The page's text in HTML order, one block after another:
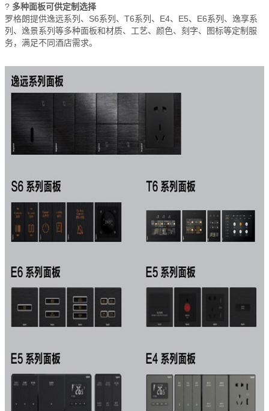
? 多种面板可供定制选择
罗格朗提供逸远系列、S6系列、T6系列、E4、E5、E6系列、逸享系
列、逸景系列等多种面板和材质、工艺、颜色、刻字、图标等定制服
务，满足不同酒店需求。